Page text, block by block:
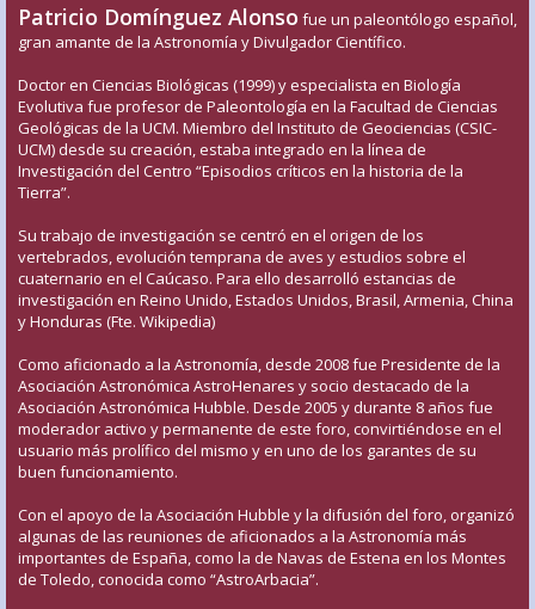
Patricio Domínguez Alonso fue un paleontólogo español,
gran amante de la Astronomía y Divulgador Científico.
Doctor en Ciencias Biológicas (1999) y especialista en Biología
Evolutiva fue profesor de Paleontología en la Facultad de Ciencias
Geológicas de la UCM. Miembro del Instituto de Geociencias (CSIC-
UCM) desde su creación, estaba integrado en la línea de
Investigación del Centro “Episodios críticos en la historia de la
Tierra”.
Su trabajo de investigación se centró en el origen de los
vertebrados, evolución temprana de aves y estudios sobre el
cuaternario en el Caúcaso. Para ello desarrolló estancias de
investigación en Reino Unido, Estados Unidos, Brasil, Armenia, China
y Honduras (Fte. Wikipedia)
Como aficionado a la Astronomía, desde 2008 fue Presidente de la
Asociación Astronómica AstroHenares y socio destacado de la
Asociación Astronómica Hubble. Desde 2005 y durante 8 años fue
moderador activo y permanente de este foro, convirtiéndose en el
usuario más prolífico del mismo y en uno de los garantes de su
buen funcionamiento.
Con el apoyo de la Asociación Hubble y la difusión del foro, organizó
algunas de las reuniones de aficionados a la Astronomía más
importantes de España, como la de Navas de Estena en los Montes
de Toledo, conocida como “AstroArbacia”.